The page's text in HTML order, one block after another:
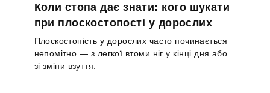
Коли стопа дає знати: кого шукати
при плоскостопості у дорослих
Плоскостопість у дорослих часто починається
непомітно — з легкої втоми ніг у кінці дня або
зі зміни взуття.